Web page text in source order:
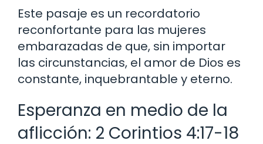
Este pasaje es un recordatorio
reconfortante para las mujeres
embarazadas de que, sin importar
las circunstancias, el amor de Dios es
constante, inquebrantable y eterno.
Esperanza en medio de la
aflicción: 2 Corintios 4:17-18